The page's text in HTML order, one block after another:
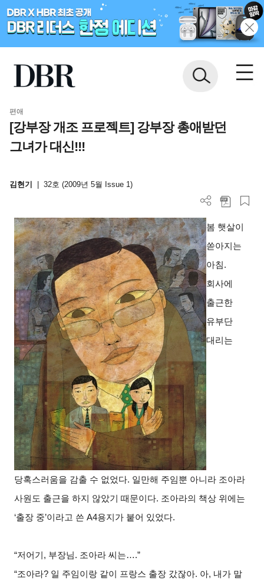
편애
[강부장 개조 프로젝트] 강부장 총애받던
그녀가 대신!!!
김현기 32호 (2009년 5월 Issue 1)
봄 햇살이
쏟아지는
아침.
회사에
출근한
유부단
대리는
당혹스러움을 감출 수 없었다. 일만해 주임뿐 아니라 조아라
사원도 출근을 하지 않았기 때문이다. 조아라의 책상 위에는
‘출장 중’이라고 쓴 A4용지가 붙어 있었다.
“저어기, 부장님. 조아라 씨는….”
“조아라? 일 주임이랑 같이 프랑스 출장 갔잖아. 아, 내가 말